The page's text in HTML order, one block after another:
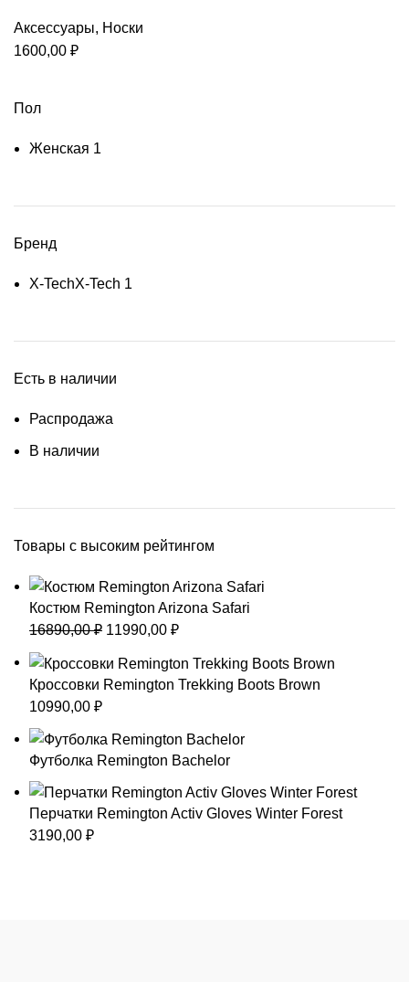
Пол
Женская 1
Бренд
X-TechX-Tech 1
Есть в наличии
Распродажа
В наличии
Товары с высоким рейтингом
Костюм Remington Arizona Safari
16890,00₽ Первоначальная
составляла
16890,00 ₽.
11990,00 ₽Текущая
11990,00 ₽.
Кроссовки Remington Trekking Boots Brown
10990,00 ₽
Футболка Remington Bachelor
Перчатки Remington Activ Gloves Winter Forest
3190,00 ₽
Аксессуары, Носки
1600,00 ₽